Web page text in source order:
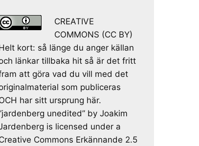
CREATIVE
COMMONS (CC BY)
kort: så länge du anger källan
länkar tillbaka hit så är det fritt
att göra vad du vill med det
som publiceras
har sitt ursprung här.
unedited” by Joakim
is licensed under a
Commons Erkännande 2.5